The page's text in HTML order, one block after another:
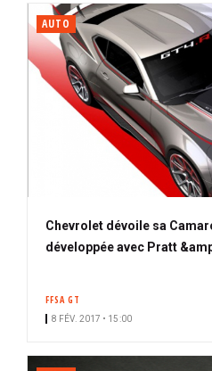
AUTO
Chevrolet dévoile sa
développée avec Pratt
FFSA GT
8 FÉV. 2017 • 15:00